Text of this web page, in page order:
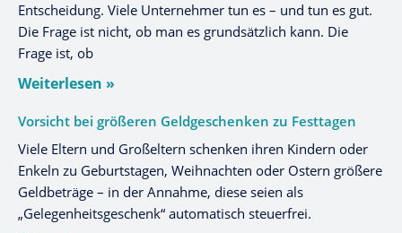
Entscheidung. Viele Unternehmer tun es – und tun es gut.
Die Frage ist nicht, ob man es grundsätzlich kann. Die
Frage ist, ob
Weiterlesen »
Vorsicht bei größeren Geldgeschenken zu Festtagen
Viele Eltern und Großeltern schenken ihren Kindern oder
Enkeln zu Geburtstagen, Weihnachten oder Ostern größere
Geldbeträge – in der Annahme, diese seien als
„Gelegenheitsgeschenk“ automatisch steuerfrei.